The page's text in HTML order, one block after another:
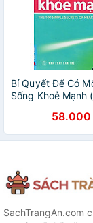
Bí Quyết Để Có
Sống Khoẻ Mạnh
58.000
SachTrangAn.com